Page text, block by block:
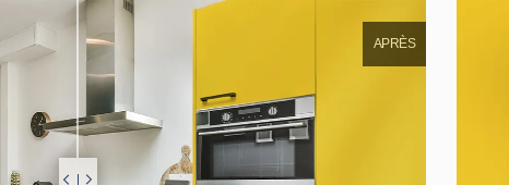
APRÈS